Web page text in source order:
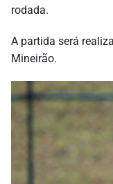
rodada.
A partida será
Mineirão.